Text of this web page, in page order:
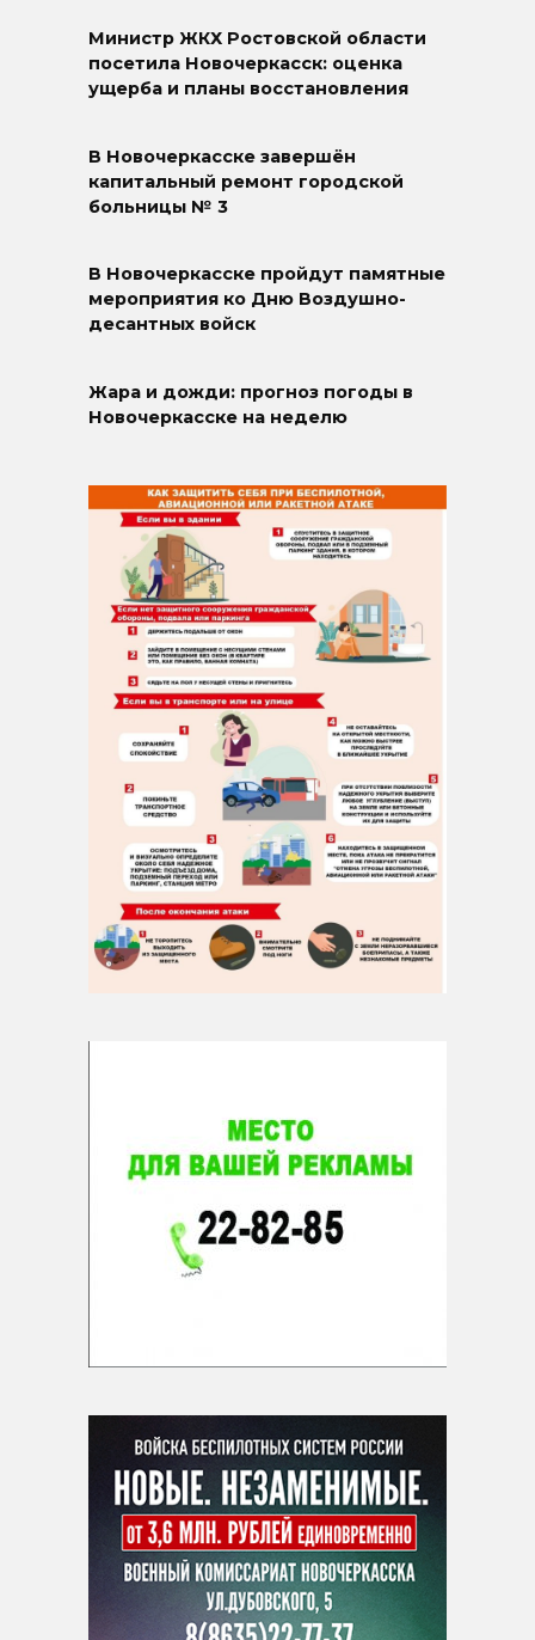
Министр ЖКХ Ростовской области
посетила Новочеркасск: оценка
ущерба и планы восстановления
В Новочеркасске завершён
капитальный ремонт городской
больницы № 3
В Новочеркасске пройдут памятные
мероприятия ко Дню Воздушно-
десантных войск
Жара и дожди: прогноз погоды в
Новочеркасске на неделю